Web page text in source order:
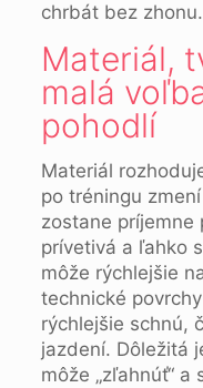
chrbát bez zhonu.
Materiál,
malá
pohodlí
Materiál
po tréningu
zostane príjemne
prívetivá a ľahko
môže rýchlejšie
technické
rýchlejšie schnú,
jazdení. Dôležitá
môže „zľahnúť“